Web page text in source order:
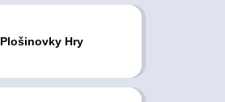
Plošinovky Hry